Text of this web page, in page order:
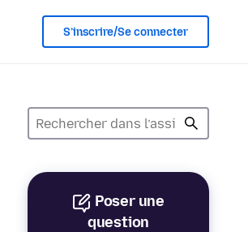
S’inscrire/Se connecter
Poser une
question